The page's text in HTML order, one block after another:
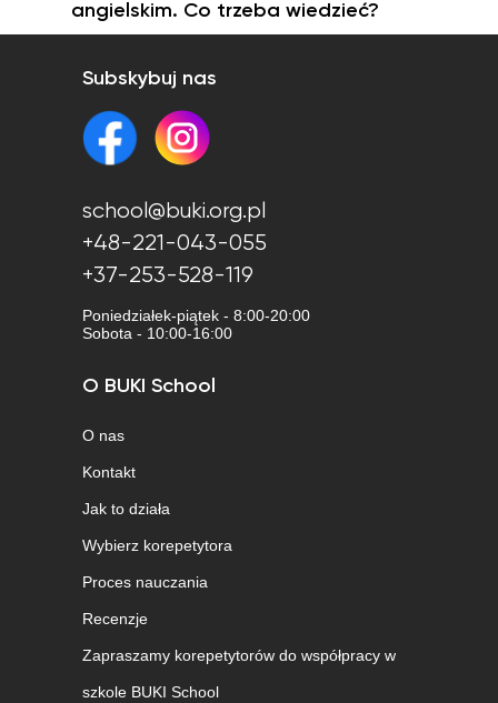
angielskim. Co trzeba wiedzieć?
Subskybuj nas
school@buki.org.pl
+48-221-043-055
+37-253-528-119
Poniedziałek-piątek - 8:00-20:00
Sobota - 10:00-16:00
O BUKI School
O nas
Kontakt
Jak to działa
Wybierz korepetytora
Proces nauczania
Recenzje
Zapraszamy korepetytorów do współpracy w
szkole BUKI School